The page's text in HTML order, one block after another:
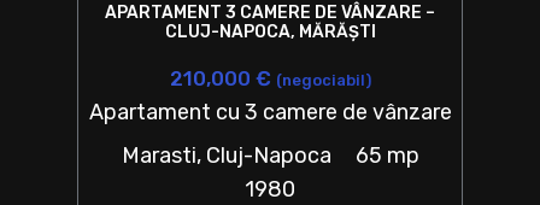
APARTAMENT 3 CAMERE DE VÂNZARE –
CLUJ-NAPOCA, MĂRĂȘTI
210,000 € (negociabil)
Apartament cu 3 camere de vânzare
Marasti, Cluj-Napoca
65 mp
1980